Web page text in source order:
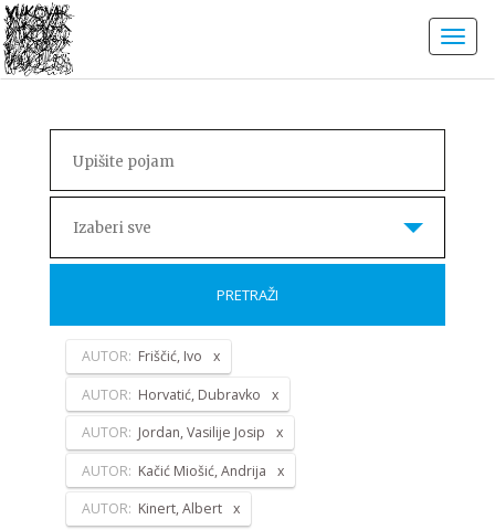
Izaberi sve
PRETRAŽI
AUTOR: Friščić, Ivo
AUTOR: Horvatić, Dubravko
AUTOR: Jordan, Vasilije Josip
AUTOR: Kačić Miošić, Andrija
AUTOR: Kinert, Albert